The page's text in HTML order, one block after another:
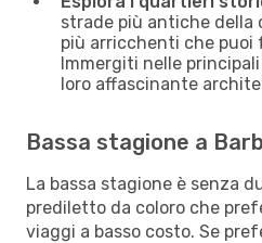
strade più antiche
più arricchenti che puoi
Immergiti nelle
loro affascinante
Bassa stagione a
La bassa stagione è senza
prediletto da coloro che
viaggi a basso costo. Se